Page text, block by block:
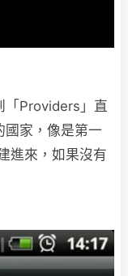
「Providers」直
國家，像是第一
進來，如果沒有